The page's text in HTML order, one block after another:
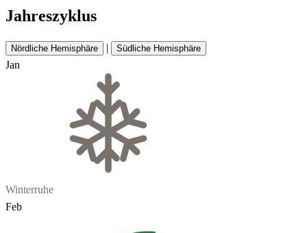
Jahreszyklus
Nördliche Hemisphäre | Südliche Hemisphäre
Jan
Winterruhe
Feb